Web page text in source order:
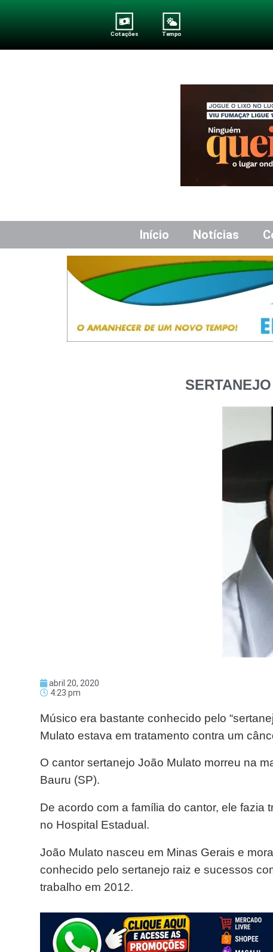
Cotações Tempo
Início Notícias
abril 20, 2020
4:23 pm
Músico era bastante conhecido pelo
Mulato estava em tratamento contra um
O cantor sertanejo João Mulato morreu na
Bauru (SP).
De acordo com a família do cantor, ele fazia
no Hospital Estadual.
João Mulato nasceu em Minas Gerais e
conhecido pelo sertanejo raiz e sucessos
trabalho em 2012.